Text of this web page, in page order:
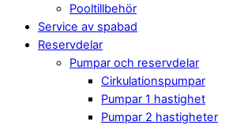
Pooltillbehör
Service av spabad
Reservdelar
Pumpar och reservdelar
Cirkulationspumpar
Pumpar 1 hastighet
Pumpar 2 hastigheter